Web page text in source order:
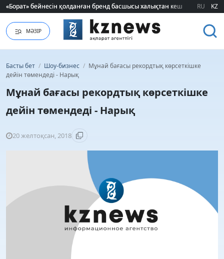
«Борат» бейнесін қолданған бренд басшысы халықтан кешірім сұрады
«Борат» бейнесін қолданған бренд басшысы халықтан кешірім сұрады
RU KZ
МӘЗІР
Басты бет / Шоу-бизнес / Мұнай бағасы рекордтық көрсеткішке
дейін төмендеді - Нарық
Мұнай бағасы рекордтық көрсеткішке
дейін төмендеді - Нарық
20 желтоқсан, 2018